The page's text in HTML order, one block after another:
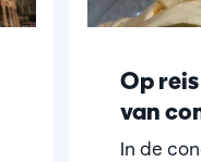
Op
van
In de